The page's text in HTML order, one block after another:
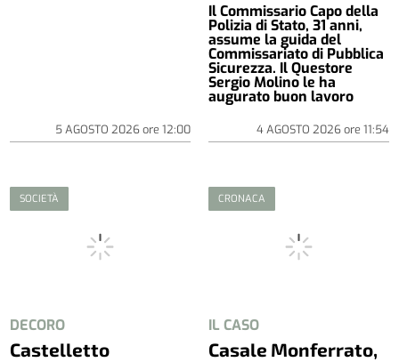
5 AGOSTO 2026ore 12:00
Il Commissario Capo della
Polizia di Stato, 31 anni,
assume la guida del
Commissariato di Pubblica
Sicurezza. Il Questore
Sergio Molino le ha
augurato buon lavoro
4 AGOSTO 2026ore 11:54
SOCIETÀ
DECORO
Castelletto
CRONACA
IL CASO
Casale Monferrato,